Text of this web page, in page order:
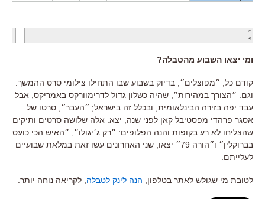
ומי יצאו השבוע מהטבלה?
קודם כל, ״מפוצלים״, בדיוק בשבוע שבו התחילו צילומי סרט ההמשך.
וגם: ״הצורך במהירות״, שהיה כשלון גדול לדרימוורקס באמריקס, אבל
עבד יפה בזירה הבינלאומית, ובכלל זה בישראל; ״העבר״, סרטו של
אסגר פרהדי מפסטיבל קאן לפני שנה, יצא. אלה שלושה סרטים ותיקים
שהצליחו לא רע בקופות והנה הפלופים: ״רק ג׳יגולו״, ״האיש הכי כועס
בברוקלין״ ו״הורה 79״ יצאו, שני האחרונים עשו זאת במלאת שבועיים
לעלייתם.
לטובת מי שגולש לאתר בטלפון, הנה לינק לטבלה , לקריאה נוחה יותר.